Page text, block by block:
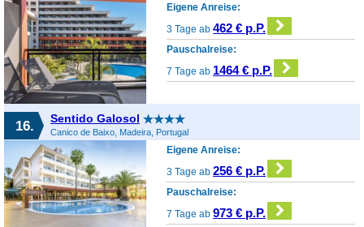
Eigene Anreise:
3 Tage ab462 € p.P.
Pauschalreise:
7 Tage ab 1464 € p.P.
16. Sentido Galosol
Canico de Baixo, Madeira, Portugal
Eigene Anreise:
3 Tage ab256 € p.P.
Pauschalreise:
7 Tage ab973 € p.P.